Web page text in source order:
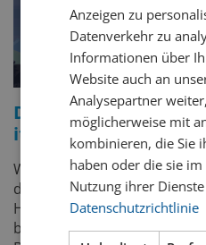
Drinks of the World
it
Beer-Festivalin
Wir fördern die Bierkultur in
dieses Festival ist die
Handwerk und Genuss zu
bringt traditionelle Klassiker
Anzeigen zu
Datenverkehr zu
Informationen über
Website auch an
Analysepartner
möglicherweise mit
kombinieren, die Sie
haben oder die sie
Nutzung ihrer
Datenschutzrichtlinie